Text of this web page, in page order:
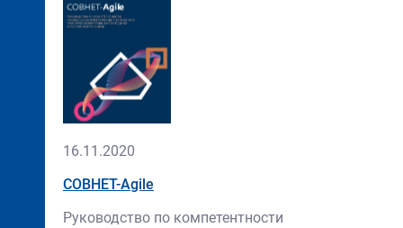
Нет
изображения
16.11.2020
СОВНЕТ-Agile
Руководство по компетентности